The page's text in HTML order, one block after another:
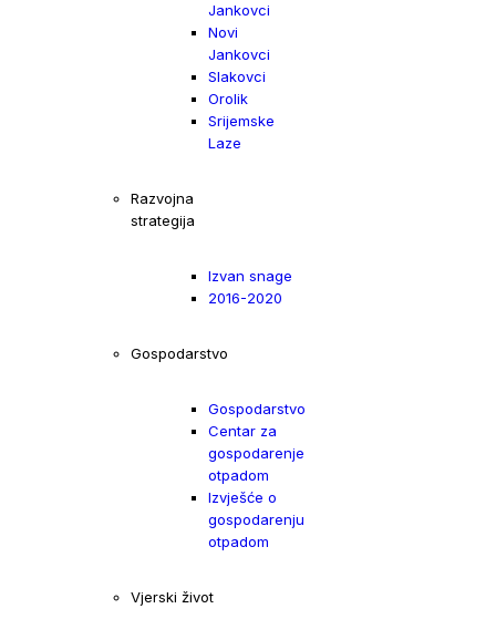
Jankovci
Novi
Jankovci
Slakovci
Orolik
Srijemske
Laze
Razvojna
strategija
Izvan snage
2016-2020
Gospodarstvo
Gospodarstvo
Centar za
gospodarenje
otpadom
Izvješće o
gospodarenju
otpadom
Vjerski život